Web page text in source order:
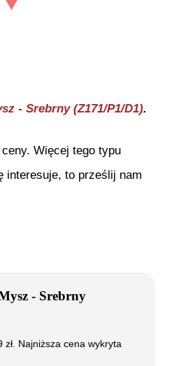
- Srebrny (Z171/P1/D1).
Więcej tego typu
interesuje, to prześlij nam
- Srebrny
zł. Najniższa cena wykryta